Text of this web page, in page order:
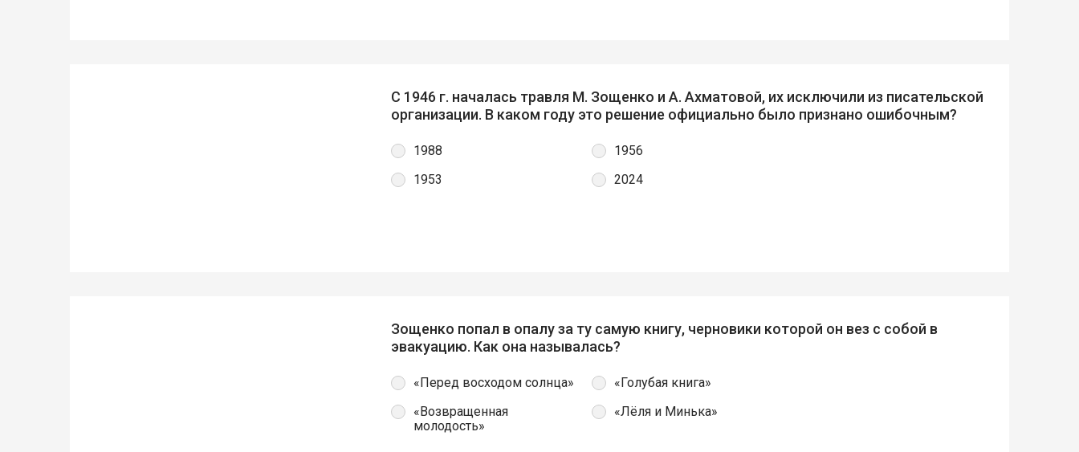
С 1946 г. началась травля М. Зощенко и А. Ахматовой, их исключили из писательской
организации. В каком году это решение официально было признано ошибочным?
1988
1953
1956
2024
Зощенко попал в опалу за ту самую книгу, черновики которой он вез с собой в
эвакуацию. Как она называлась?
«Перед восходом солнца»
«Возвращенная
молодость»
«Голубая книга»
«Лёля и Минька»